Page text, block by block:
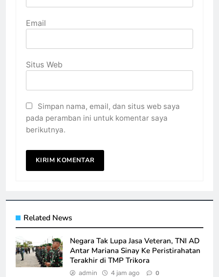
Email
Situs Web
Simpan nama, email, dan situs web saya
pada peramban ini untuk komentar saya
berikutnya.
Related News
Negara Tak Lupa Jasa Veteran, TNI AD
Antar Mariana Sinay Ke Peristirahatan
Terakhir di TMP Trikora
admin 4 jam ago 0